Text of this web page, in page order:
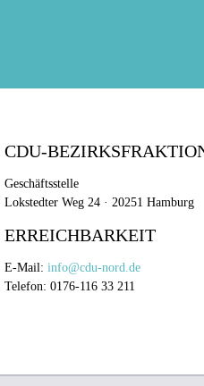
CDU-
Geschäftsstelle
Lokstedter Weg 24 · 20251 Hamburg
ERREICHBARKEIT
E-Mail: info@cdu-nord.de
Telefon: 0176-116 33 211